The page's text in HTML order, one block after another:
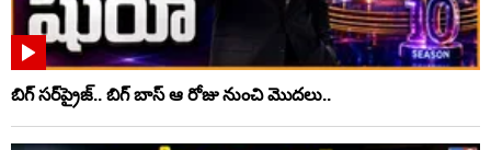
బిగ్ సర్‌ప్రైజ్‌.. బిగ్ బాస్‌ ఆ రోజు నుంచి మొదలు..